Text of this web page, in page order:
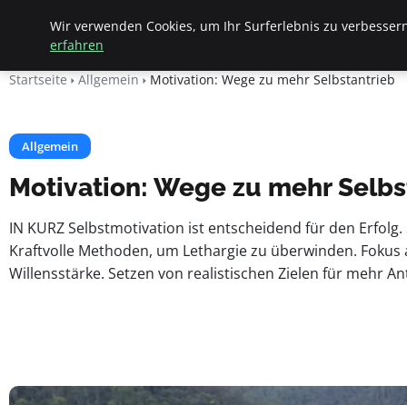
Apemania Shop
Startseite Allgemein Motivation: Wege zu mehr Selbstantrieb
Allgemein
Motivation: Wege zu mehr
IN KURZ Selbstmotivation ist entscheidend für den
Kraftvolle Methoden, um Lethargie zu überwinden.
Willensstärke. Setzen von realistischen Zielen für mehr
Wir verwenden Cookies, um Ihr Surferlebnis zu
erfahren